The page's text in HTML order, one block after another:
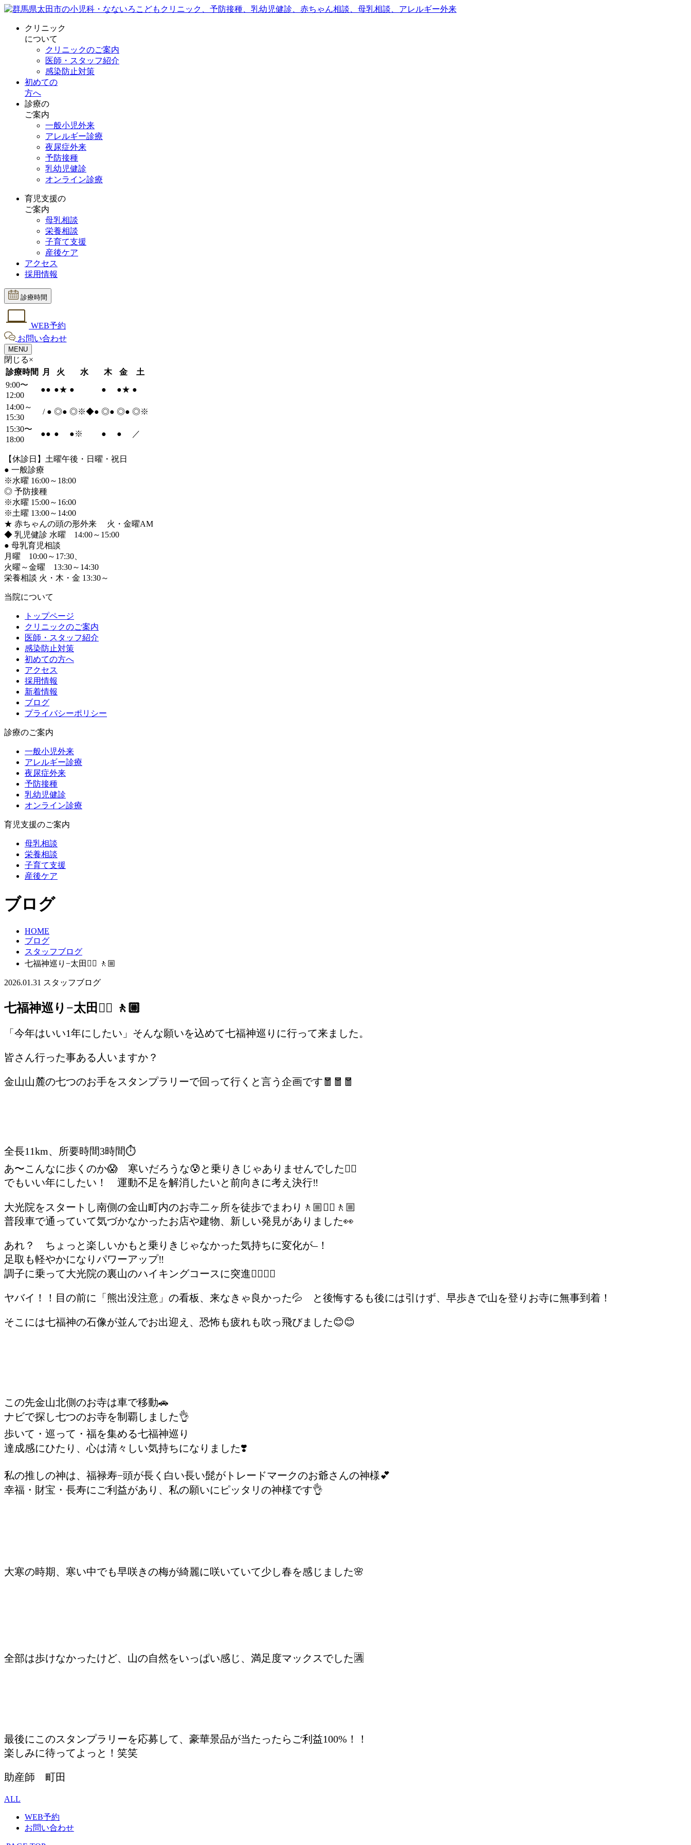
クリニック
について
クリニックのご案内
医師・スタッフ紹介
感染防止対策
初めての
方へ
診療の
ご案内
一般小児外来
アレルギー診療
夜尿症外来
予防接種
乳幼児健診
オンライン診療
育児支援の
ご案内
母乳相談
栄養相談
子育て支援
産後ケア
アクセス
採用情報
診療時間
WEB予約
お問い合わせ
MENU
閉じる×
診療時間
月 火 水 木 金
土
9:00〜
12:00
●● ●★ ● ● ●★ ●
14:00～
15:30
/ ● ◎● ◎※◆● ◎● ◎● ◎※
15:30〜
18:00
●● ● ●※ ● ● ／
【休診日】土曜午後・日曜・祝日
● 一般診療
※水曜 16:00～18:00
◎ 予防接種
※水曜 15:00～16:00
※土曜 13:00～14:00
★ 赤ちゃんの頭の形外来 火・金曜AM
◆ 乳児健診 水曜 14:00～15:00
● 母乳育児相談
月曜 10:00～17:30、
火曜～金曜 13:30～14:30
栄養相談 火・木・金 13:30～
当院について
トップページ
クリニックのご案内
医師・スタッフ紹介
感染防止対策
初めての方へ
アクセス
採用情報
新着情報
ブログ
プライバシーポリシー
診療のご案内
一般小児外来
アレルギー診療
夜尿症外来
予防接種
乳幼児健診
オンライン診療
育児支援のご案内
母乳相談
栄養相談
子育て支援
産後ケア
ブログ
HOME
ブログ
スタッフブログ
七福神巡り−太田🚶‍♀️ 🚶🏼
2026.01.31 スタッフブログ
七福神巡り−太田🚶‍♀️ 🚶🏼
「今年はいい1年にしたい」そんな願いを込めて七福神巡りに行って来ました。
皆さん行った事ある人いますか？
金山山麓の七つのお手をスタンプラリーで回って行くと言う企画です🧧🧧🧧
全長11km、所要時間3時間⏱️
あ〜こんなに歩くのか😱 寒いだろうな😰と乗りきじゃありませんでした😮‍💨
でもいい年にしたい！ 運動不足を解消したいと前向きに考え決行‼️
大光院をスタートし南側の金山町内のお寺二ヶ所を徒歩でまわり🚶🏼🚶‍♀️🚶🏼
普段車で通っていて気づかなかったお店や建物、新しい発見がありました👀
あれ？ ちょっと楽しいかもと乗りきじゃなかった気持ちに変化が–！
足取も軽やかになりパワーアップ‼️
調子に乗って大光院の裏山のハイキングコースに突進🏃‍♀️🏃‍♀️
ヤバイ！！目の前に「熊出没注意」の看板、来なきゃ良かった💦 と後悔するも後には引けず、早歩きで山を登りお寺に無事到着！
そこには七福神の石像が並んでお出迎え、恐怖も疲れも吹っ飛びました😊😊
この先金山北側のお寺は車で移動🚗
ナビで探し七つのお寺を制覇しました👌
歩いて・巡って・福を集める七福神巡り
達成感にひたり、心は清々しい気持ちになりました❣️
私の推しの神は、福禄寿−頭が長く白い長い髭がトレードマークのお爺さんの神様💕
幸福・財宝・長寿にご利益があり、私の願いにピッタリの神様です👌
大寒の時期、寒い中でも早咲きの梅が綺麗に咲いていて少し春を感じました🌸
全部は歩けなかったけど、山の自然をいっぱい感じ、満足度マックスでした🈵
最後にこのスタンプラリーを応募して、豪華景品が当たったらご利益100%！！
楽しみに待ってよっと！笑笑
助産師 町田
ALL
WEB予約
お問い合わせ